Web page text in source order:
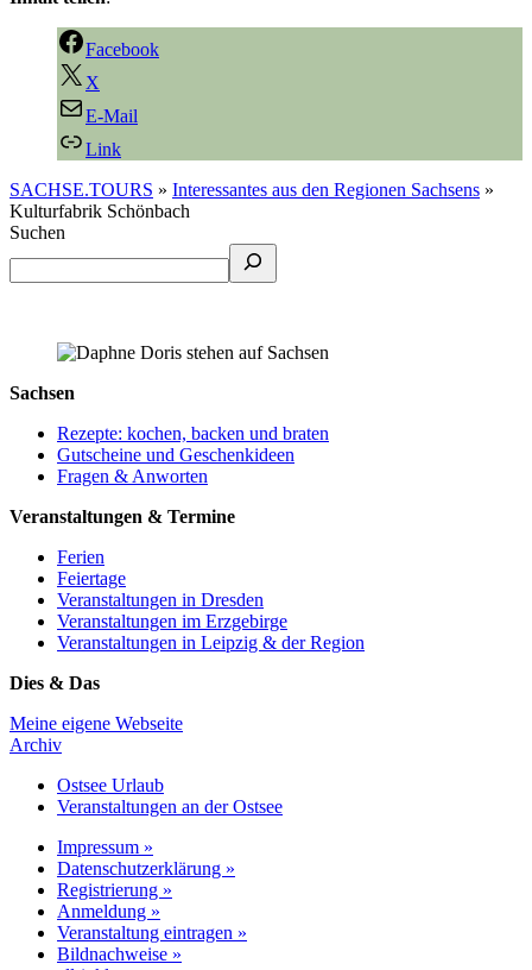
Facebook
X
E-Mail
Link
SACHSE.TOURS » Interessantes aus den Regionen Sachsens »
Kulturfabrik Schönbach
Suchen
Sachsen
Rezepte: kochen, backen und braten
Gutscheine und Geschenkideen
Fragen & Anworten
Veranstaltungen & Termine
Ferien
Feiertage
Veranstaltungen in Dresden
Veranstaltungen im Erzgebirge
Veranstaltungen in Leipzig & der Region
Dies & Das
Meine eigene Webseite
Archiv
Ostsee Urlaub
Veranstaltungen an der Ostsee
Impressum »
Datenschutzerklärung »
Registrierung »
Anmeldung »
Veranstaltung eintragen »
Bildnachweise »